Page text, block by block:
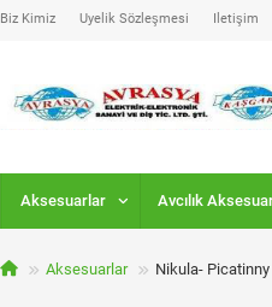
Biz Kimiz Üyelik Sözleşmesi İletişim
Aksesuarlar Avcılık
Aksesuarlar Nikula- Picatinny